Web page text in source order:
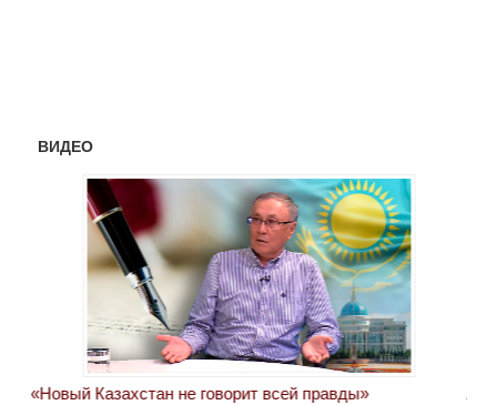
ВИДЕО
«Новый Казахстан не говорит всей правды»